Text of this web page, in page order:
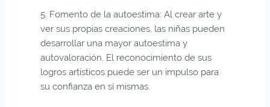
5. Fomento de la autoestima: Al crear arte y
ver sus propias creaciones, las niñas pueden
desarrollar una mayor autoestima y
autovaloración. El reconocimiento de sus
logros artísticos puede ser un impulso para
su confianza en sí mismas.